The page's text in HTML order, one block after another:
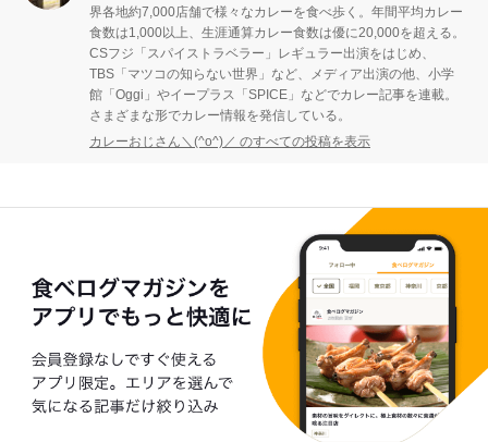
界各地約7,000店舗で様々なカレーを食べ歩く。年間平均カレー
食数は1,000以上、生涯通算カレー食数は優に20,000を超える。
CSフジ「スパイストラベラー」レギュラー出演をはじめ、
TBS「マツコの知らない世界」など、メディア出演の他、小学
館「Oggi」やイープラス「SPICE」などでカレー記事を連載。
さまざまな形でカレー情報を発信している。
カレーおじさん＼(^o^)／ のすべての投稿を表示